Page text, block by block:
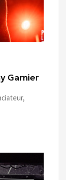
Garnier